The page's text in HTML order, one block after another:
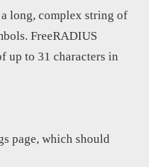
long, complex string of
FreeRADIUS
up to 31 characters in
page, which should